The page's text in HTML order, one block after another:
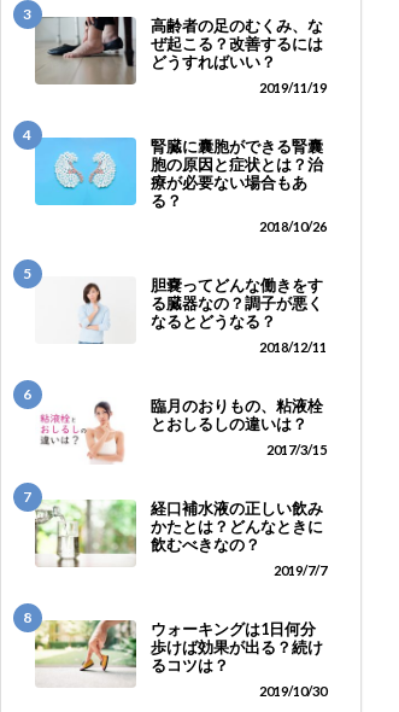
3
高齢者の足のむくみ、な
ぜ起こる？改善するには
どうすればいい？
2019/11/19
4
腎臓に囊胞ができる腎囊
胞の原因と症状とは？治
療が必要ない場合もあ
る？
2018/10/26
5
胆嚢ってどんな働きをす
る臓器なの？調子が悪く
なるとどうなる？
2018/12/11
6
臨月のおりもの、粘液栓
とおしるしの違いは？
2017/3/15
7
経口補水液の正しい飲み
かたとは？どんなときに
飲むべきなの？
2019/7/7
8
ウォーキングは1日何分
歩けば効果が出る？続け
るコツは？
2019/10/30